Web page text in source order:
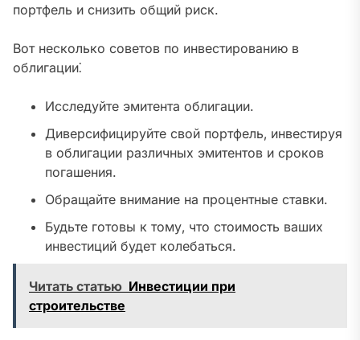
портфель и снизить общий риск.
Вот несколько советов по инвестированию в
облигации⁚
Исследуйте эмитента облигации.
Диверсифицируйте свой портфель‚ инвестируя
в облигации различных эмитентов и сроков
погашения.
Обращайте внимание на процентные ставки.
Будьте готовы к тому‚ что стоимость ваших
инвестиций будет колебаться.
Читать статью Инвестиции при
строительстве